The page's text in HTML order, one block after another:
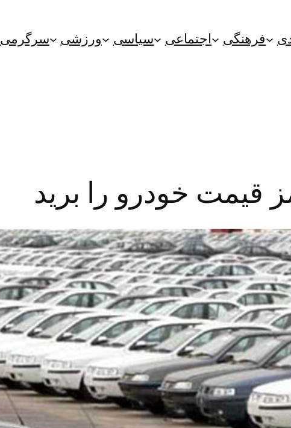
فرهنگی اجتماعی سیاسی ورزشی سرگرمی
قیمت خودرو را برید